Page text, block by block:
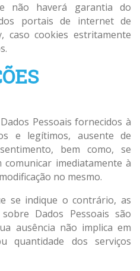
não haverá garantia do
portais de internet de
caso cookies estritamente
Pessoais fornecidos à
e legítimos, ausente de
bem como, se
imediatamente à
no mesmo.
se indique o contrário, as
Dados Pessoais são
ausência não implica em
quantidade dos serviços